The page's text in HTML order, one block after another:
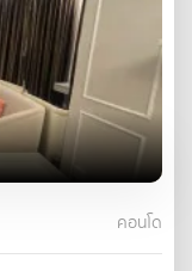
คอนโด